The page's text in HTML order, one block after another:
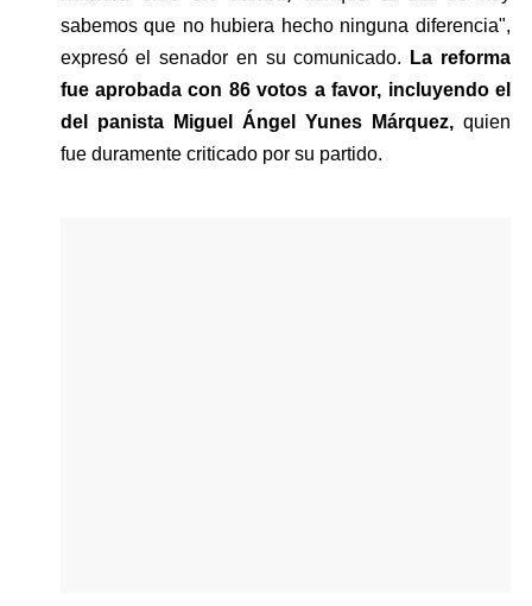
sabemos que no hubiera hecho ninguna diferencia",
expresó el senador en su comunicado.
La reforma
fue aprobada con 86 votos a favor, incluyendo el
del panista Miguel Ángel Yunes Márquez, quien
fue duramente criticado por su partido.